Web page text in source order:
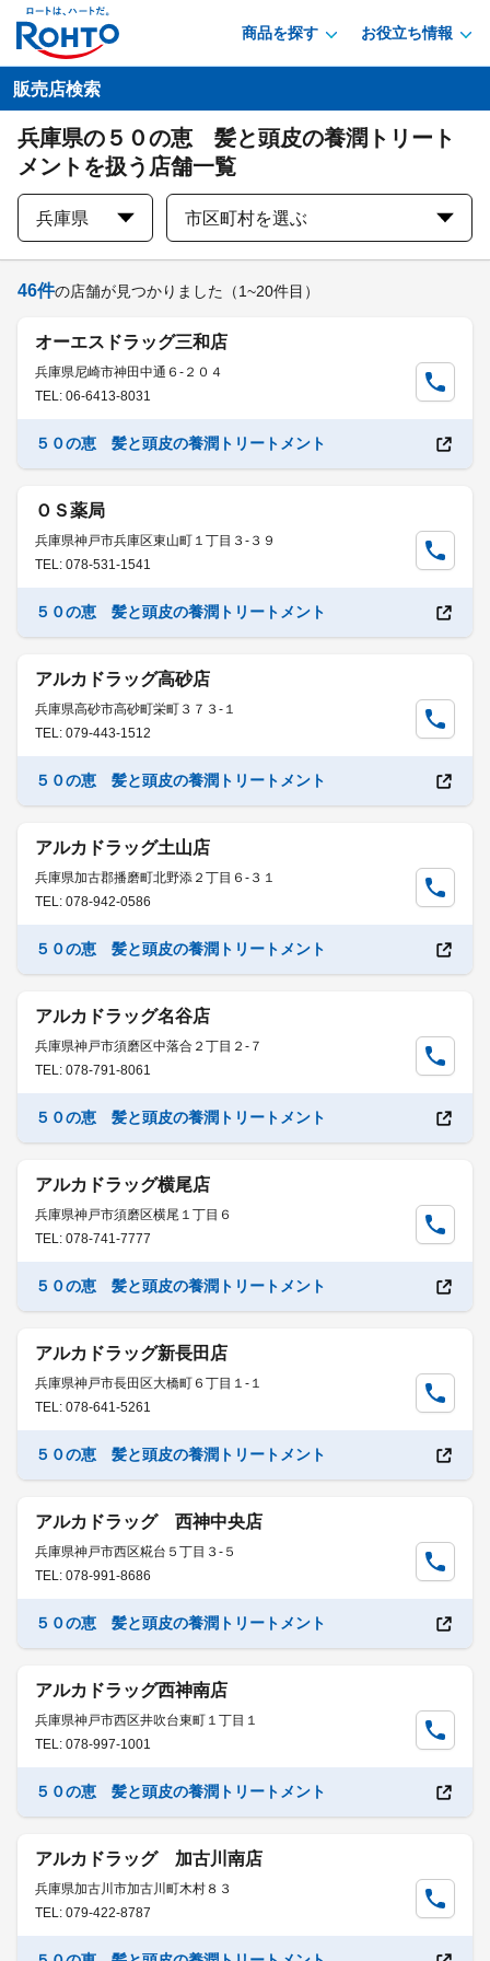
商品を探す お役立ち情報
販売店検索
兵庫県の５０の恵 髪と頭皮の養潤トリート
メントを扱う店舗一覧
兵庫県 市区町村を選ぶ
46件の店舗が見つかりました （1~20件目）
オーエスドラッグ三和店
兵庫県尼崎市神田中通６-２０４
TEL: 06-6413-8031
５０の恵 髪と頭皮の養潤トリートメント
ＯＳ薬局
兵庫県神戸市兵庫区東山町１丁目３-３９
TEL: 078-531-1541
５０の恵 髪と頭皮の養潤トリートメント
アルカドラッグ高砂店
兵庫県高砂市高砂町栄町３７３-１
TEL: 079-443-1512
５０の恵 髪と頭皮の養潤トリートメント
アルカドラッグ土山店
兵庫県加古郡播磨町北野添２丁目６-３１
TEL: 078-942-0586
５０の恵 髪と頭皮の養潤トリートメント
アルカドラッグ名谷店
兵庫県神戸市須磨区中落合２丁目２-７
TEL: 078-791-8061
５０の恵 髪と頭皮の養潤トリートメント
アルカドラッグ横尾店
兵庫県神戸市須磨区横尾１丁目６
TEL: 078-741-7777
５０の恵 髪と頭皮の養潤トリートメント
アルカドラッグ新長田店
兵庫県神戸市長田区大橋町６丁目１-１
TEL: 078-641-5261
５０の恵 髪と頭皮の養潤トリートメント
アルカドラッグ 西神中央店
兵庫県神戸市西区糀台５丁目３-５
TEL: 078-991-8686
５０の恵 髪と頭皮の養潤トリートメント
アルカドラッグ西神南店
兵庫県神戸市西区井吹台東町１丁目１
TEL: 078-997-1001
５０の恵 髪と頭皮の養潤トリートメント
アルカドラッグ 加古川南店
兵庫県加古川市加古川町木村８３
TEL: 079-422-8787